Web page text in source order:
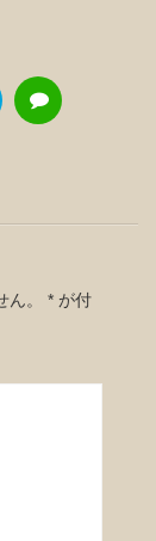
。 * が付